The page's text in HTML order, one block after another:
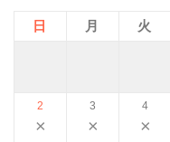
日 月 火
2
×
3
×
4
×